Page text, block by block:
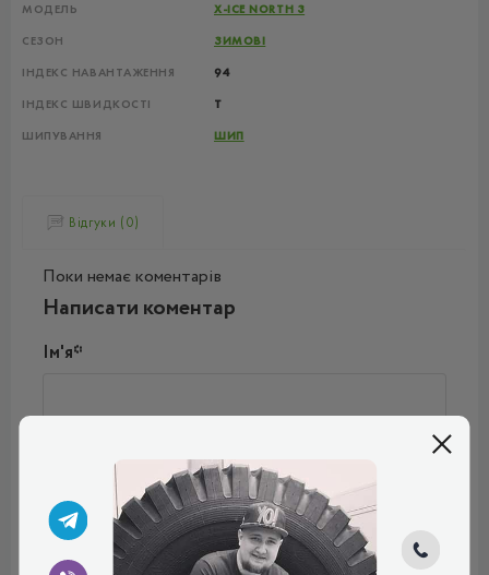
МОДЕЛЬ X-ICE NORTH 3
СЕЗОН ЗИМОВІ
ІНДЕКС НАВАНТАЖЕННЯ 94
ІНДЕКС ШВИДКОСТІ T
ШИПУВАННЯ ШИП
Відгуки (0)
Поки немає коментарів
Написати коментар
Ім'я*
Введіть коментар*